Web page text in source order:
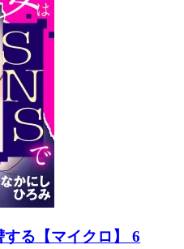
る【マイクロ】 6